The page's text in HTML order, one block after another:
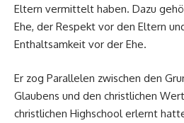
Eltern vermittelt haben. Dazu
Ehe, der Respekt vor den Eltern
Enthaltsamkeit vor der Ehe.
Er zog Parallelen zwischen den
Glaubens und den christlichen
christlichen Highschool erlernt